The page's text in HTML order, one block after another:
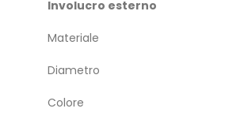
Involucro esterno
Materiale
Diametro
Colore